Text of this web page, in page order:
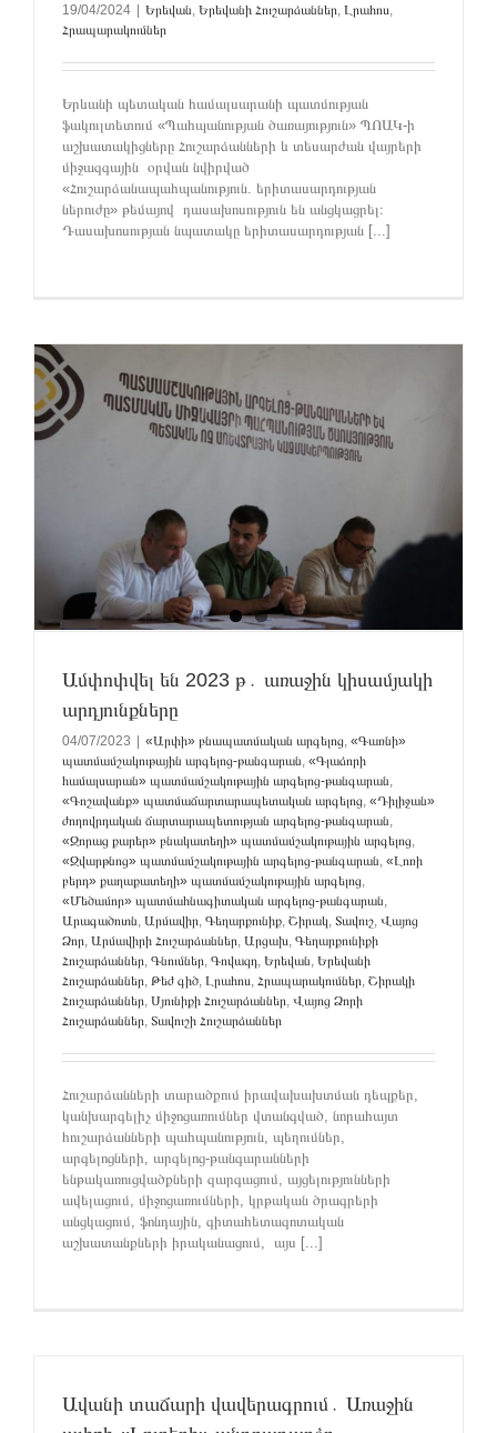
19/04/2024 Երեվան, Երեվանի Հուշարձաններ, Լրահոս,
Հրապարակումներ
Երևանի պետական համալսարանի պատմության
ֆակուլտետում «Պահպանության ծառայություն» ՊՈԱԿ-ի
աշխատակիցները Հուշարձանների և տեսարժան վայրերի
միջազգային օրվան նվիրված
«Հուշարձանապահպանություն. երիտասարդության
ներուժը» թեմայով դասախոսություն են անցկացրել։
Դասախոսության նպատակը երիտասարդության [...]
Ամփոփվել են 2023 թ․ առաջին կիսամյակի
արդյունքները
04/07/2023 | «Արփի» բնապատմական արգելոց «Գառնի»
պատմամշակութային արգելոց-թանգարան «Գլաձորի
համալսարան» պատմամշակութային արգելոց-թանգարան
«Գոշավանք» պատմաճարտարապետական արգելոց «Դիլիջան»
ժողովրդական ճարտարապետության արգելոց-թանգարան
«Զորաց քարեր» բնակատեղի» պատմամշակութային արգելոց
«Զվարթնոց» պատմամշակութային արգելոց-թանգարան «Լոռի
բերդ» քաղաքատեղի» պատմամշակութային արգելոց
«Մեծամոր» պատմահնագիտական արգելոց-թանգարան
Արագածոտն Արմավիր Գեղարքունիք Շիրակ Տավուշ Վայոց
Ձոր Արմավիրի Հուշարձաններ Արցախ Գեղարքունիքի
Հուշարձաններ Գնումներ Գովազդ Երեվան Երեվանի
Հուշարձաններ Թեժ գիծ, Լրահոս Հրապարակումներ Շիրակի
Հուշարձաններ Սյունիքի Հուշարձաններ Վայոց Ձորի
Հուշարձաններ Տավուշի Հուշարձաններ
Հուշարձանների տարածքում իրավախախտման դեպքեր,
կանխարգելիչ միջոցառումներ վտանգված, նորահայտ
հուշարձանների պահպանություն, պեղումներ,
արգելոցների, արգելոց-թանգարանների
ենթակառուցվածքների զարգացում, այցելությունների
ավելացում, միջոցառումների, կրթական ծրագրերի
անցկացում, ֆոնդային, գիտահետազոտական
աշխատանքների իրականացում, այս [...]
Ավանի տաճարի վավերագրում․ Առաջին